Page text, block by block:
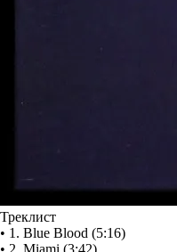
Треклист
• 1. Blue Blood (5:16)